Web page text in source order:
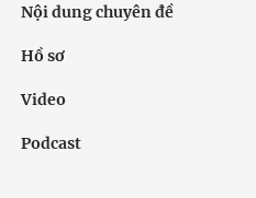
Nội dung chuyên đề
Hồ sơ
Video
Podcast